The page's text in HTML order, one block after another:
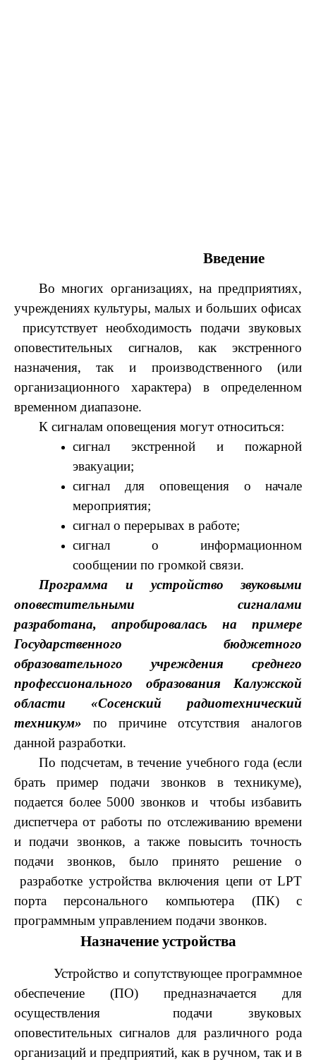
Введение
Во многих организациях, на предприятиях,
учреждениях культуры, малых и больших офисах
присутствует необходимость подачи звуковых
оповестительных сигналов, как экстренного
назначения, так и производственного (или
организационного характера) в определенном
временном диапазоне.
К сигналам оповещения могут относиться:
сигнал экстренной и пожарной
эвакуации;
сигнал для оповещения о начале
мероприятия;
сигнал о перерывах в работе;
сигнал о информационном
сообщении по громкой связи.
Программа и устройство звуковыми
оповестительными сигналами
разработана,
апробировалась на примере
Государственного бюджетного
образовательного учреждения среднего
профессионального образования Калужской
области «Сосенский радиотехнический
техникум» по причине отсутствия аналогов
данной разработки.
По подсчетам, в течение учебного года (если
брать пример подачи звонков в техникуме),
подается более 5000 звонков и чтобы избавить
диспетчера от работы по отслеживанию времени
и подачи звонков, а также повысить точность
подачи звонков, было принято решение о
разработке устройства включения цепи от LPT
порта персонального компьютера (ПК) с
программным управлением подачи звонков.
Назначение устройства
Устройство и сопутствующее программное
обеспечение (ПО) предназначается для
осуществления подачи звуковых
оповестительных сигналов для различного рода
организаций и предприятий, как в ручном, так и в